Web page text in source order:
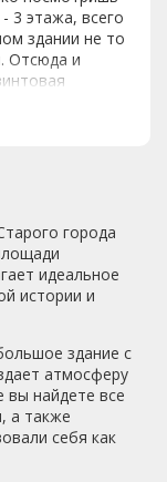
3 этажа, всего
здании не то
Отсюда и
в
а очень
В
душевая
каждый
В номере
всем отеле
Завтрак,
все
сл. масло,
холодная,
типа хачапури;
фрукты
выход на
погоду.
города
идеальное
истории и
здание с
атмосферу
найдете все
а также
себя как